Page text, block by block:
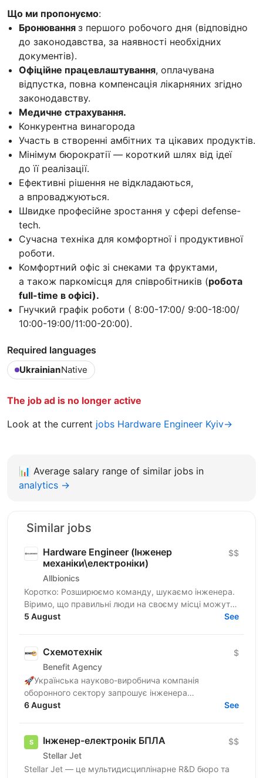
Що ми пропонуємо:
Бронювання з першого робочого дня (відповідно
до законодавства, за наявності необхідних
документів).
Офіційне працевлаштування, оплачувана
відпустка, повна компенсація лікарняних згідно
законодавству.
Медичне страхування.
Конкурентна винагорода
Участь в створенні амбітних та цікавих продуктів.
Мінімум бюрократії — короткий шлях від ідеї
до її реалізації.
Ефективні рішення не відкладаються,
а впроваджуються.
Швидке професійне зростання у сфері defense-
tech.
Сучасна техніка для комфортної і продуктивної
роботи.
Комфортний офіс зі снеками та фруктами,
а також паркомісця для співробітників (робота
full-time в офісі).
Гнучкий графік роботи ( 8:00-17:00/ 9:00-18:00/
10:00-19:00/11:00-20:00).
Required languages
UkrainianNative
The job ad is no longer active
Look at the current jobs Hardware Engineer Kyiv→
📊 Average salary range of similar jobs in
analytics →
Similar jobs
Hardware Engineer (Інженер
механіки\електроніки)
Allbionics
$$
Коротко: Розширюємо команду, шукаємо інженера.
Віримо, що правильні люди на своєму місці можуть
зробити все що потрібно, особливо якщо їм не
5 August See
Схемотехнік
Benefit Agency
$
🚀Українська науково-виробнича компанія
оборонного сектору запрошує інженера
схемотехніка до команди в київський офіс.
6 August See
Інженер-електронік БПЛА
Stellar Jet
$$
Stellar Jet — це мультидисциплінарне R&D бюро та